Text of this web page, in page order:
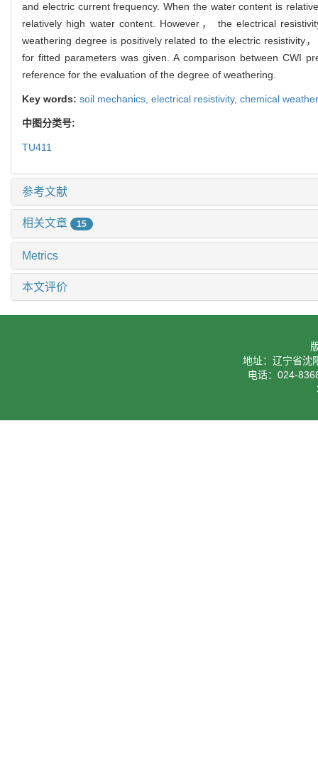
and electric current frequency. When the water content is
relatively high water content. However， the electrical
weathering degree is positively related to the electric resistivity
for fitted parameters was given. A comparison between CWI
reference for the evaluation of the degree of weathering.
Key words: soil mechanics, electrical resistivity, chemical
中图分类号:
TU411
参考文献
相关文章 15
Metrics
本文评价
地址：辽宁省沈
电话：024-